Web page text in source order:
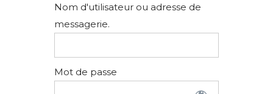
Nom d'utilisateur ou adresse de
messagerie.
Mot de passe